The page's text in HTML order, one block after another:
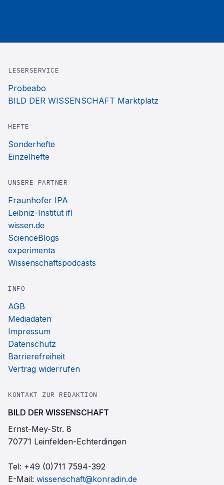
LESERSERVICE
Probeabo
BILD DER WISSENSCHAFT Marktplatz
HEFTE
Sonderhefte
Einzelhefte
UNSERE PARTNER
Fraunhofer IPA
Leibniz-Institut ifl
wissen.de
ScienceBlogs
experimenta
Wissenschaftspodcasts
INFO
AGB
Mediadaten
Impressum
Datenschutz
Barrierefreiheit
Vertrag widerrufen
KONTAKT ZUR REDAKTION
BILD DER WISSENSCHAFT
Ernst-Mey-Str. 8
70771 Leinfelden-Echterdingen
Tel: +49 (0)711 7594-392
E-Mail: wissenschaft@konradin.de